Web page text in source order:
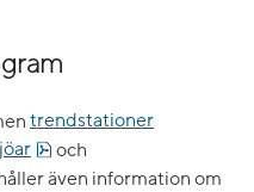
trendstationer
pdf, 357 kB.
och
kB.även information om